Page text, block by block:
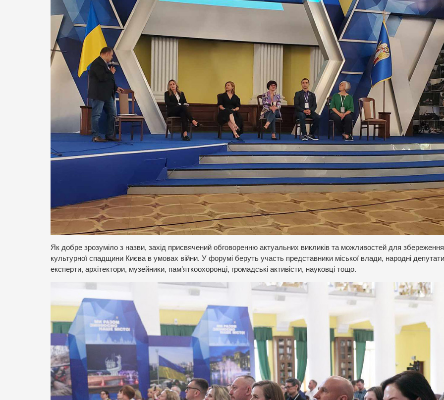
Як добре зрозуміло з назви, захід присвячений обговоренню актуальних викликів та можливостей для збереження
культурної спадщини Києва в умовах війни. У форумі беруть участь представники міської влади, народні
експерти, архітектори, музейники, пам’яткоохоронці, громадські активісти, науковці тощо.